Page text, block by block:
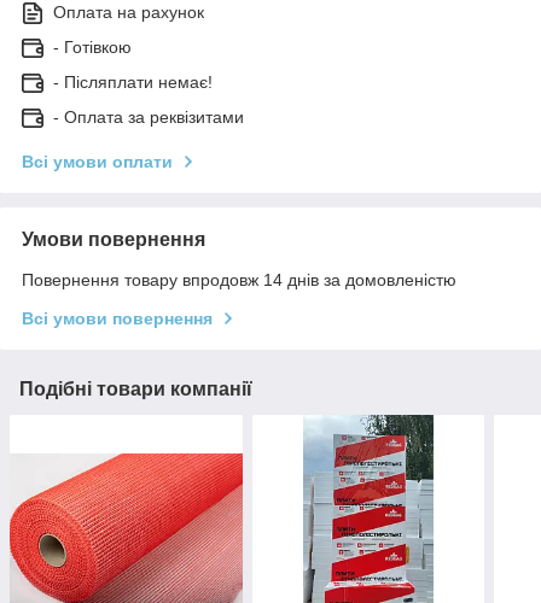
Оплата на рахунок
- Готівкою
- Післяплати немає!
- Оплата за реквізитами
Всі умови оплати
Умови повернення
Повернення товару впродовж 14 днів за домовленістю
Всі умови повернення
Подібні товари компанії